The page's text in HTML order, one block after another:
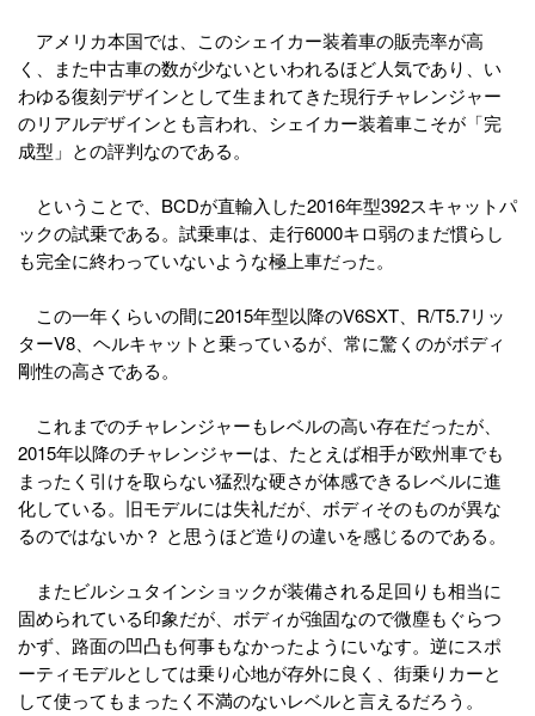
アメリカ本国では、このシェイカー装着車の販売率が高
く、また中古車の数が少ないといわれるほど人気であり、い
わゆる復刻デザインとして生まれてきた現行チャレンジャー
のリアルデザインとも言われ、シェイカー装着車こそが「完
成型」との評判なのである。
ということで、BCDが直輸入した2016年型392スキャットパ
ックの試乗である。試乗車は、走行6000キロ弱のまだ慣らし
も完全に終わっていないような極上車だった。
この一年くらいの間に2015年型以降のV6SXT、R/T5.7リッ
ターV8、ヘルキャットと乗っているが、常に驚くのがボディ
剛性の高さである。
これまでのチャレンジャーもレベルの高い存在だったが、
2015年以降のチャレンジャーは、たとえば相手が欧州車でも
まったく引けを取らない猛烈な硬さが体感できるレベルに進
化している。旧モデルには失礼だが、ボディそのものが異な
るのではないか？ と思うほど造りの違いを感じるのである。
またビルシュタインショックが装備される足回りも相当に
固められている印象だが、ボディが強固なので微塵もぐらつ
かず、路面の凹凸も何事もなかったようにいなす。逆にスポ
ーティモデルとしては乗り心地が存外に良く、街乗りカーと
して使ってもまったく不満のないレベルと言えるだろう。